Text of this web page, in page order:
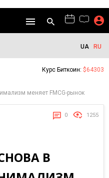
UA RU
Курс Биткоин: $64303
меняет FMCG-рынок
0 1255
В